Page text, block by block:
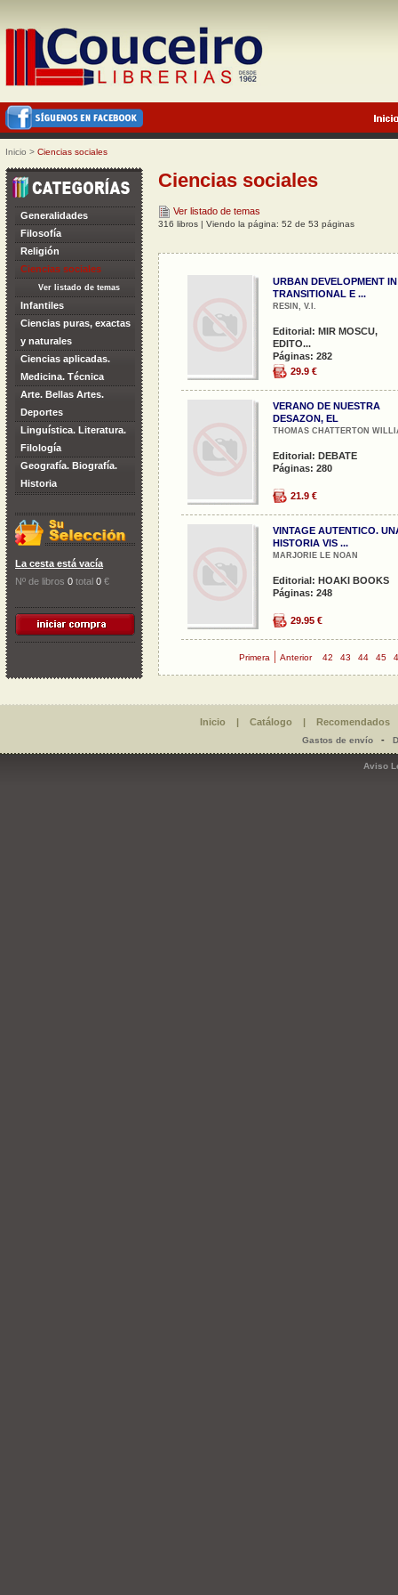
Inicio > Ciencias sociales
Generalidades
Filosofía
Religión
Ciencias sociales
Ver listado de temas
Infantiles
Ciencias puras, exactas
y naturales
Ciencias aplicadas.
Medicina. Técnica
Arte. Bellas Artes.
Deportes
Linguística. Literatura.
Filología
Geografía. Biografía.
Historia
La cesta está vacía
Nº de libros 0 total 0 €
Ciencias sociales
Ver listado de temas
316 libros | Viendo la página: 52 de 53 páginas
URBAN DEVELOPMENT IN
TRANSITIONAL E ...
RESIN, V.I.
Editorial: MIR MOSCU,
EDITO...
Páginas: 282
29.9 €
VERANO DE NUESTRA
DESAZON, EL
THOMAS CHATTERTON
Editorial: DEBATE
Páginas: 280
21.9 €
VINTAGE AUTENTICO.
HISTORIA VIS ...
MARJORIE LE NOAN
Editorial: HOAKI BOOKS
Páginas: 248
29.95 €
Primera | Anterior 42 43 44 45
Inicio | Catálogo | Recomendados
Gastos de envío-
Aviso